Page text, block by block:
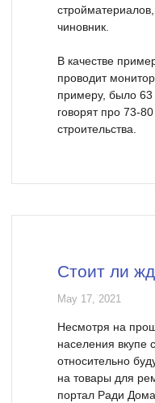
чиновник.
В качестве
проводит
примеру, было 63
говорят про 73-
строительства.
Стоит ли
May 17, 2021
Несмотря на
населения вкупе
относительно
на товары для
портал Ради